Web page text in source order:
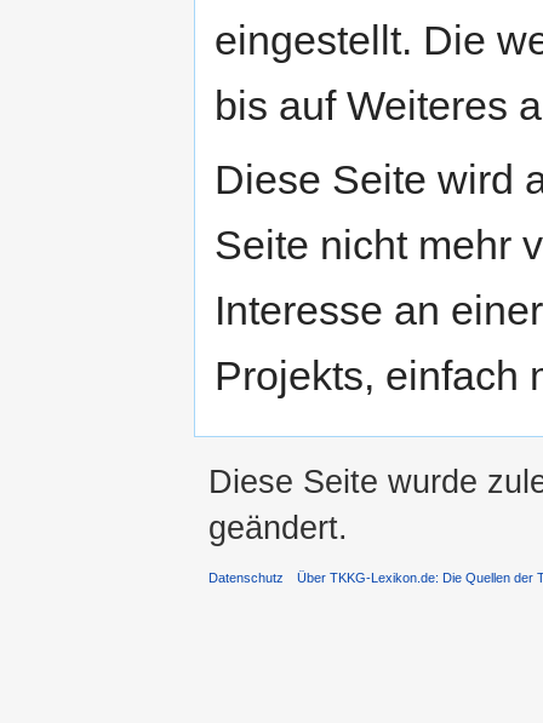
eingestellt. Die
bis auf Weiteres
Diese Seite wird
Seite nicht mehr
Interesse an
Projekts, einfach
Diese Seite wurde
geändert.
Datenschutz Über TKKG-Lexikon.de: Die Quellen der